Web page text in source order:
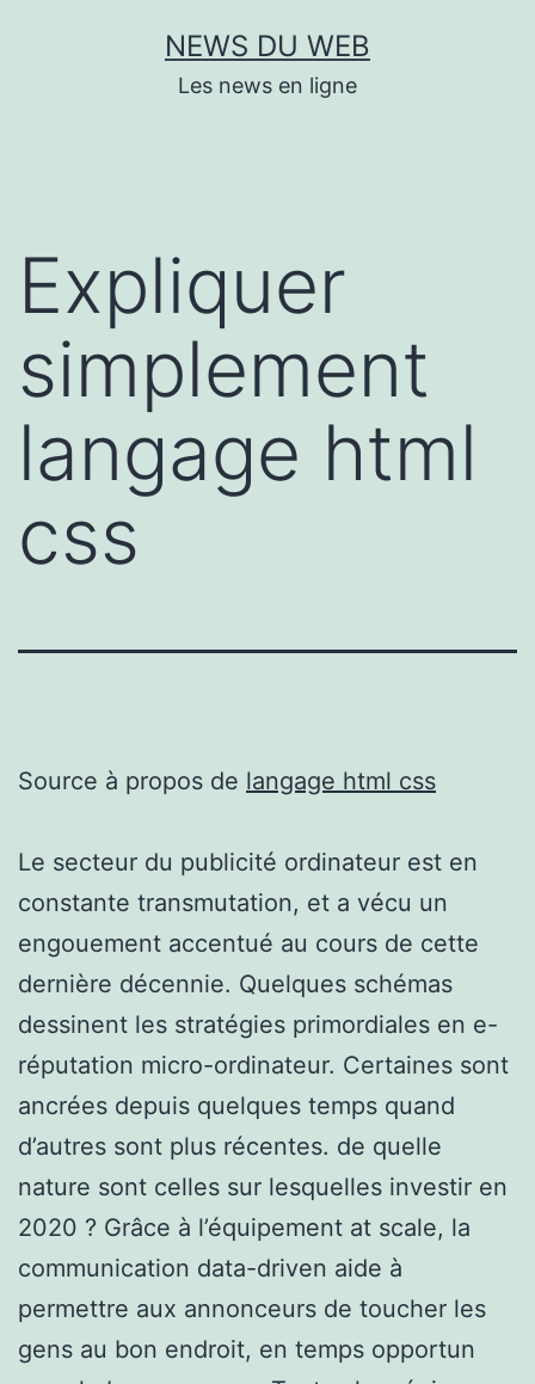
NEWS DU WEB
Les news en ligne
Expliquer
simplement
langage html
css
Source à propos de langage html css
Le secteur du publicité ordinateur est en
constante transmutation, et a vécu un
engouement accentué au cours de cette
dernière décennie. Quelques schémas
dessinent les stratégies primordiales en e-
réputation micro-ordinateur. Certaines sont
ancrées depuis quelques temps quand
d’autres sont plus récentes. de quelle
nature sont celles sur lesquelles investir en
2020 ? Grâce à l’équipement at scale, la
communication data-driven aide à
permettre aux annonceurs de toucher les
gens au bon endroit, en temps opportun